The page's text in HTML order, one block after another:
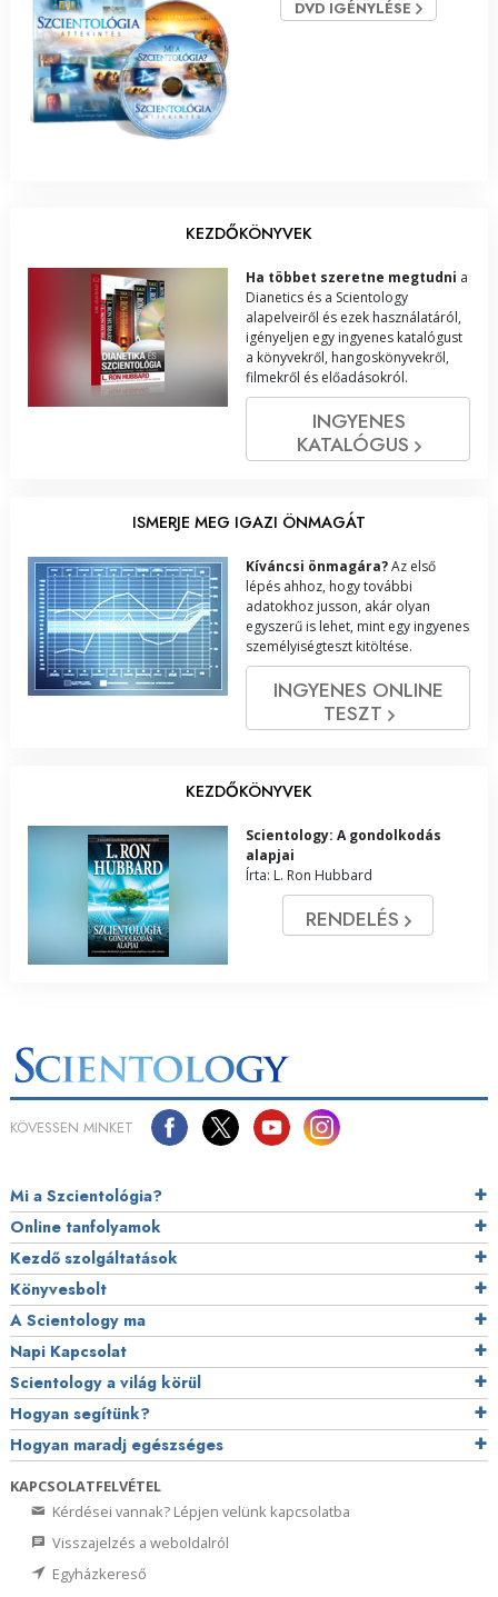
DVD IGÉNYLÉSE
KEZDŐKÖNYVEK
Ha többet szeretne megtudni a
Dianetics és a Scientology
alapelveiről és ezek használatáról,
igényeljen egy ingyenes katalógust
a könyvekről, hangoskönyvekről,
filmekről és előadásokról.
INGYENES
KATALÓGUS
ISMERJE MEG IGAZI ÖNMAGÁT
Kíváncsi önmagára?Az első
lépés ahhoz, hogy további
adatokhoz jusson, akár olyan
egyszerű is lehet, mint egy ingyenes
személyiségteszt kitöltése.
INGYENES ONLINE
TESZT
KEZDŐKÖNYVEK
Scientology: A gondolkodás
alapjai
Írta: L. Ron Hubbard
RENDELÉS
KÖVESSEN MINKET
Mi a Szcientológia?
Online tanfolyamok
Kezdő szolgáltatások
Könyvesbolt
A Scientology ma
Napi Kapcsolat
Scientology a világ körül
Hogyan segítünk?
Hogyan maradj egészséges
KAPCSOLATFELVÉTEL
Kérdései vannak? Lépjen velünk kapcsolatba
Visszajelzés a weboldalról
Egyházkereső